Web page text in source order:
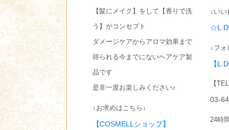
【髪にメイク】をして【香りで洗
う】がコンセプト
ダメージケアからアロマ効果まで
得られる今までにないヘアケア製
品です
是非一度お楽しみください♪
↓お求めはこちら↓
【COSMELLショップ】
↓い
↓フ
【
【
03-
24時